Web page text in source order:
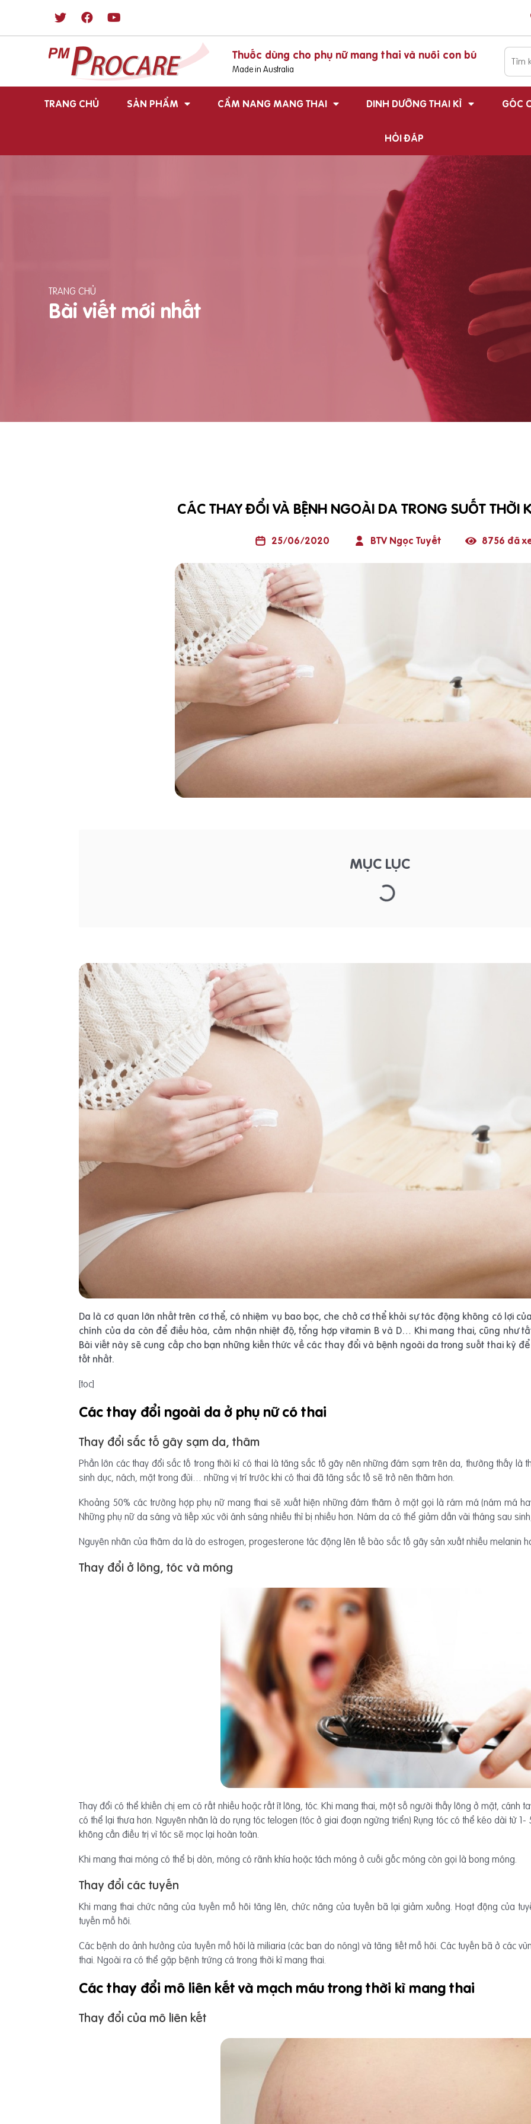
Thuốc dùng cho phụ nữ mang thai và nuôi con bú
Made in Australia
TRANG CHỦ SẢN PHẨM CẨM NANG MANG THAI DINH DƯỠNG THAI KÌ GÓC
HỎI ĐÁP
TRANG CHỦ
Bài viết mới nhất
CÁC THAY ĐỔI VÀ BỆNH NGOÀI DA TRONG SUỐT THỜI
25/06/2020 BTV Ngọc Tuyết 8756 đã
MỤC LỤC
Da là cơ quan lớn nhất trên cơ thể, có nhiệm vụ bao bọc, che chở cơ thể khỏi sự tác động không có lợi
chính của da còn để điều hòa, cảm nhận nhiệt độ, tổng hợp vitamin B và D… Khi mang thai, cũng như
Bài viết này sẽ cung cấp cho bạn những kiến thức về các thay đổi và bệnh ngoài da trong suốt thai kỳ
tốt nhất.
[toc]
Các thay đổi ngoài da ở phụ nữ có thai
Thay đổi sắc tố gây sạm da, thâm
Phần lớn các thay đổi sắc tố trong thời kì có thai là tăng sắc tố gây nên những đám sạm trên da, thường thấy là
sinh dục, nách, mặt trong đùi… những vị trí trước khi có thai đã tăng sắc tố sẽ trở nên thâm hơn.
Khoảng 50% các trường hợp phụ nữ mang thai sẽ xuất hiện những đám thâm ở mặt gọi là rám má (nám má
Những phụ nữ da sáng và tiếp xúc với ánh sáng nhiều thì bị nhiều hơn. Nám da có thể giảm dần vài tháng sau
Nguyên nhân của thâm da là do estrogen, progesterone tác động lên tế bào sắc tố gây sản xuất nhiều melanin
Thay đổi ở lông, tóc và móng
Thay đổi có thể khiến chị em có rất nhiều hoặc rất ít lông, tóc. Khi mang thai, một số người thấy lông ở mặt, cánh
có thể lại thưa hơn. Nguyên nhân là do rụng tóc telogen (tóc ở giai đoạn ngừng triển) Rụng tóc có thể kéo dài từ
không cần điều trị vì tóc sẽ mọc lại hoàn toàn.
Khi mang thai móng có thể bị dòn, móng có rãnh khía hoặc tách móng ở cuối gốc móng còn gọi là bong móng.
Thay đổi các tuyến
Khi mang thai chức năng của tuyến mồ hôi tăng lên, chức năng của tuyến bã lại giảm xuống. Hoạt động của
tuyến mồ hôi.
Các bệnh do ảnh hưởng của tuyến mồ hôi là miliaria (các ban do nóng) và tăng tiết mồ hôi. Các tuyến bã ở các
thai. Ngoài ra có thể gặp bệnh trứng cá trong thời kì mang thai.
Các thay đổi mô liên kết và mạch máu trong thời kì mang thai
Thay đổi của mô liên kết